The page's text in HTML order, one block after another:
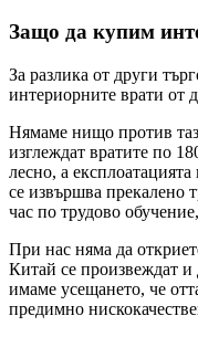
Защо да купим
За разлика от други
интериорните врати от
Нямаме нищо против
изглеждат вратите по
лесно, а
се извършва прекалено
час по трудово
При нас няма да
Китай се произвеждат и
имаме усещането, че
предимно